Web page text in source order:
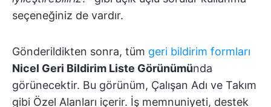
seçeneğiniz de vardır.
Gönderildikten sonra, tüm geri bildirim formları
Nicel Geri Bildirim Liste Görünümünda
görünecektir. Bu görünüm, Çalışan Adı ve Takım
gibi Özel Alanları içerir. İş memnuniyeti, destek